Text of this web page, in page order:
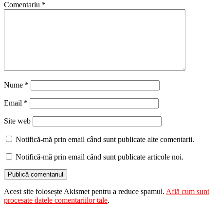
Comentariu *
Nume *
Email *
Site web
Notifică-mă prin email când sunt publicate alte comentarii.
Notifică-mă prin email când sunt publicate articole noi.
Acest site folosește Akismet pentru a reduce spamul. Află cum sunt
procesate datele comentariilor tale.